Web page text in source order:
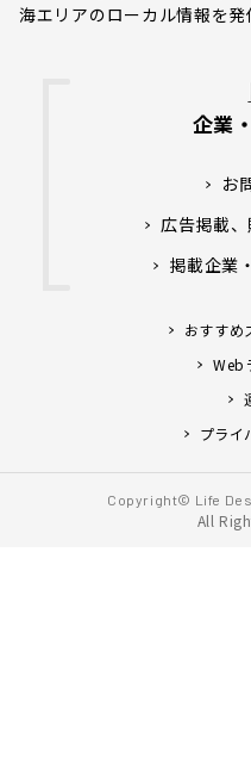
海エリアのローカル情報を発
企業
お
広告掲載
掲載企業
おすすめ
Web
プライ
Copyright© Life
All